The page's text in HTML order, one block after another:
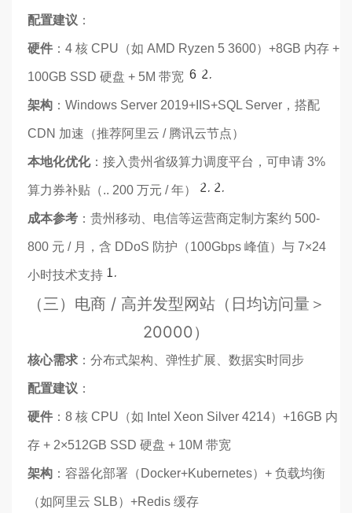
配置建议 ：
硬件 ：4 核 CPU（如 AMD Ryzen 5 3600）+8GB 内存 +
100GB SSD 硬盘 + 5M 带宽 6 22
架构 ：Windows Server 2019+IIS+SQL Server，搭配
CDN 加速（推荐阿里云 / 腾讯云节点）
本地化优化：接入贵州省级算力调度平台，可申请 3%
算力券补贴（.. 200 万元 / 年） 20 23
成本参考 ：贵州移动、电信等运营商定制方案约 500-
800 元 / 月，含 DDoS 防护（100Gbps 峰值）与 7×24
小时技术支持 15
（三）电商 / 高并发型网站（日均访问量＞
20000）
核心需求 ：分布式架构、弹性扩展、数据实时同步
配置建议 ：
硬件 ：8 核 CPU（如 Intel Xeon Silver 4214）+16GB 内
存 + 2×512GB SSD 硬盘 + 10M 带宽
架构 ：容器化部署（Docker+Kubernetes）+ 负载均衡
（如阿里云 SLB）+Redis 缓存